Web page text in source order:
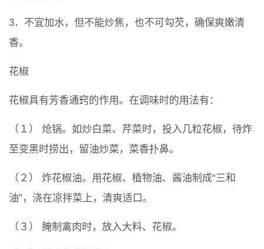
3．不宜加水，但不能炒焦，也不可勾芡，确保爽嫩清
香。
花椒
花椒具有芳香通窍的作用。在调味时的用法有：
（１） 炝锅。如炒白菜、芹菜时，投入几粒花椒，待炸
至变黑时捞出，留油炒菜，菜香扑鼻。
（２） 炸花椒油。用花椒、植物油、酱油制成“三和
油”，浇在凉拌菜上，清爽适口。
（３） 腌制禽肉时，放入大料、花椒。